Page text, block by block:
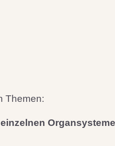
Themen:
Organsysteme